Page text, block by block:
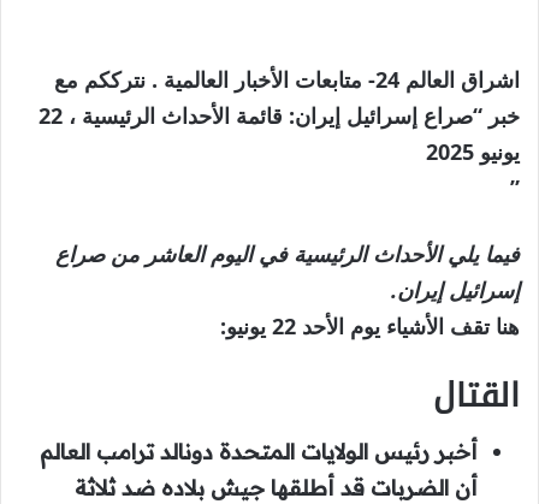
اشراق العالم 24- متابعات الأخبار العالمية . نترككم مع
خبر “صراع إسرائيل إيران: قائمة الأحداث الرئيسية ، 22
يونيو 2025
”
فيما يلي الأحداث الرئيسية في اليوم العاشر من صراع
إسرائيل إيران.
هنا تقف الأشياء يوم الأحد 22 يونيو:
القتال
أخبر رئيس الولايات المتحدة دونالد ترامب العالم
أن الضربات قد أطلقها جيش بلاده ضد ثلاثة